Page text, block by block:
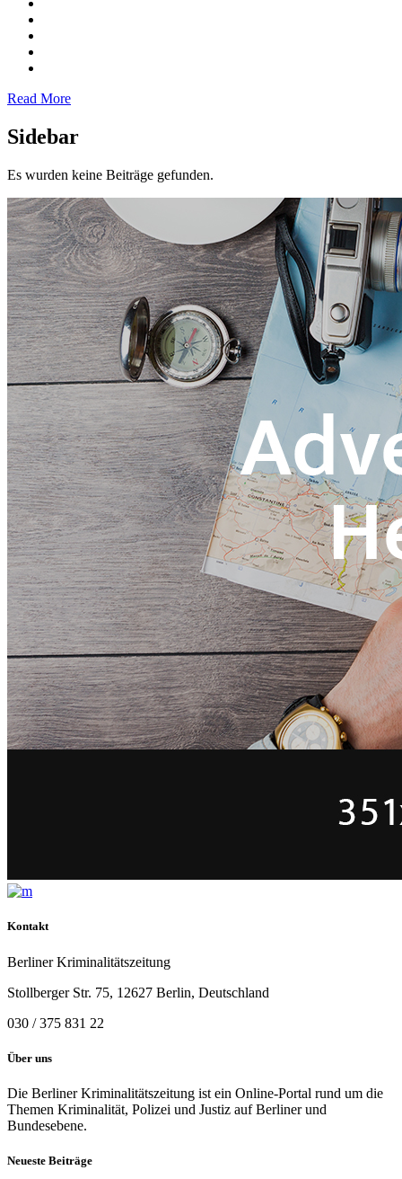
Read More
Sidebar
Es wurden keine Beiträge gefunden.
Kontakt
Berliner Kriminalitätszeitung
Stollberger Str. 75, 12627 Berlin, Deutschland
030 / 375 831 22
Über uns
Die Berliner Kriminalitätszeitung ist ein Online-Portal rund um die
Themen Kriminalität, Polizei und Justiz auf Berliner und
Bundesebene.
Neueste Beiträge